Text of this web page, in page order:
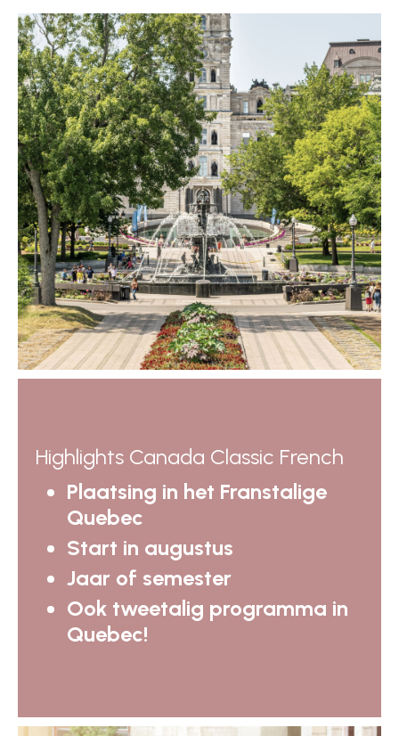
Highlights Canada Classic French
Plaatsing in het Franstalige
Quebec
Start in augustus
Jaar of semester
Ook tweetalig programma in
Quebec!